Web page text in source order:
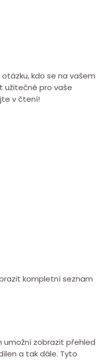
kdo se na vašem
užitečné pro vaše
v čtení!
kompletní seznam
umožní zobrazit přehled
a tak dále. Tyto